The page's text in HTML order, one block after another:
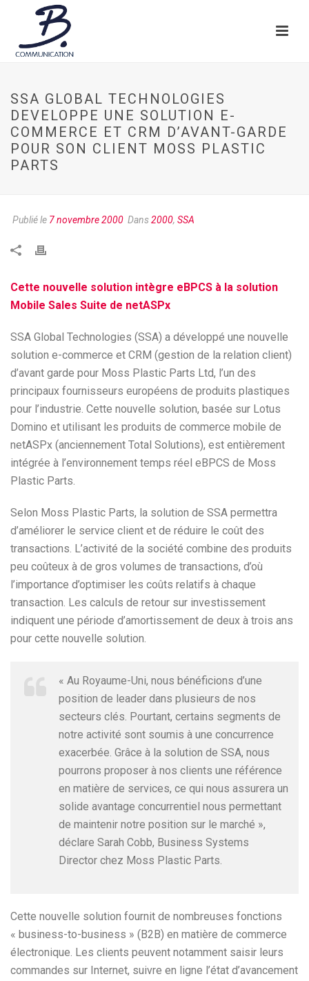
SSA GLOBAL TECHNOLOGIES
DEVELOPPE UNE SOLUTION E-
COMMERCE ET CRM D’AVANT-GARDE
POUR SON CLIENT MOSS PLASTIC
PARTS
Publié le 7 novembre 2000 Dans2000, SSA
Cette nouvelle solution intègre eBPCS à la solution
Mobile Sales Suite de netASPx
SSA Global Technologies (SSA) a développé une nouvelle
solution e-commerce et CRM (gestion de la relation client)
d’avant garde pour Moss Plastic Parts Ltd, l’un des
principaux fournisseurs européens de produits plastiques
pour l’industrie. Cette nouvelle solution, basée sur Lotus
Domino et utilisant les produits de commerce mobile de
netASPx (anciennement Total Solutions), est entièrement
intégrée à l’environnement temps réel eBPCS de Moss
Plastic Parts.
Selon Moss Plastic Parts, la solution de SSA permettra
d’améliorer le service client et de réduire le coût des
transactions. L’activité de la société combine des produits
peu coûteux à de gros volumes de transactions, d’où
l’importance d’optimiser les coûts relatifs à chaque
transaction. Les calculs de retour sur investissement
indiquent une période d’amortissement de deux à trois ans
pour cette nouvelle solution.
« Au Royaume-Uni, nous bénéficions d’une
position de leader dans plusieurs de nos
secteurs clés. Pourtant, certains segments de
notre activité sont soumis à une concurrence
exacerbée. Grâce à la solution de SSA, nous
pourrons proposer à nos clients une référence
en matière de services, ce qui nous assurera un
solide avantage concurrentiel nous permettant
de maintenir notre position sur le marché »,
déclare Sarah Cobb, Business Systems
Director chez Moss Plastic Parts.
Cette nouvelle solution fournit de nombreuses fonctions
« business-to-business » (B2B) en matière de commerce
électronique. Les clients peuvent notamment saisir leurs
commandes sur Internet, suivre en ligne l’état d’avancement